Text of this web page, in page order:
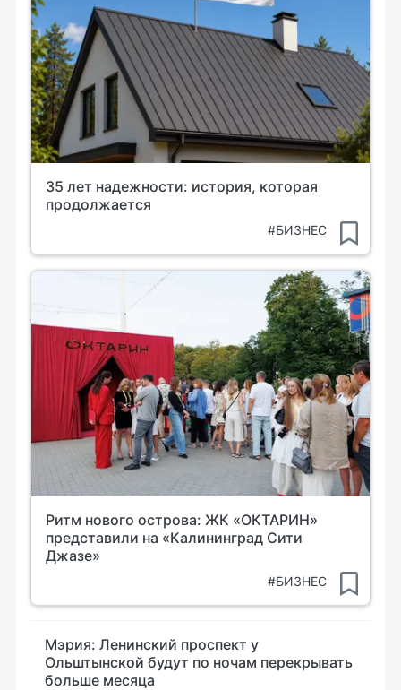
35 лет надежности: история, которая
продолжается
#БИЗНЕС
Ритм нового острова: ЖК «ОКТАРИН»
представили на «Калининград Сити
Джазе»
#БИЗНЕС
Мэрия: Ленинский проспект у
Ольштынской будут по ночам перекрывать
больше месяца